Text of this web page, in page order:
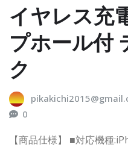
イヤレス充
プホール付
ク
0
【商品仕様】 ■対応機種